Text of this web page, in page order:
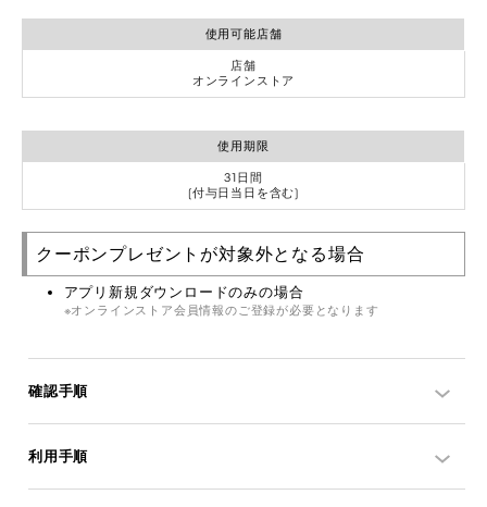
使用可能店舗
店舗
オンラインストア
使用期限
31日間
(付与日当日を含む)
クーポンプレゼントが対象外となる場合
アプリ新規ダウンロードのみの場合
オンラインストア会員情報のご登録が必要となります
確認手順
利用手順